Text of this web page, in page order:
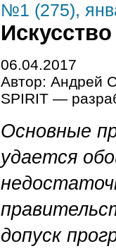
№1 (275),
06.04.2017
Автор: Андрей
SPIRIT —
Основные
удается
допуск